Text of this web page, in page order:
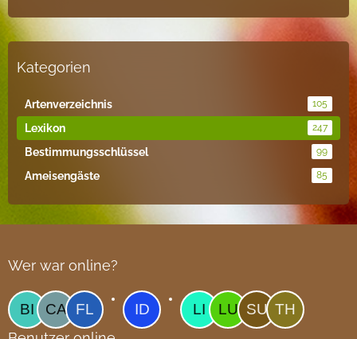
Kategorien
Artenverzeichnis 105
Lexikon 247
Bestimmungsschlüssel 99
Ameisengäste 85
Wer war online?